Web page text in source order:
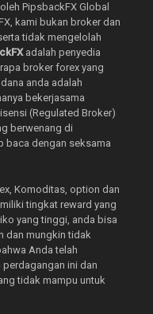
PipsbackFX Global
kami bukan broker dan
tidak mengelolah
adalah penyedia
broker forex yang
anda adalah
bekerjasama
(Regulated Broker)
berwenang di
baca dengan seksama
Komoditas, option dan
tingkat reward yang
yang tinggi, anda bisa
dan mungkin tidak
Anda telah
ini dan
tidak mampu untuk